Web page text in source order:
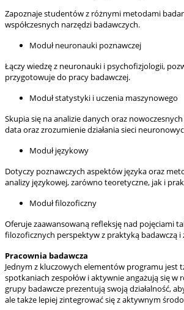
Zapoznaje studentów z różnymi metodami
współczesnych narzędzi badawczych.
Moduł neuronauki poznawczej
Łączy wiedzę z neuronauki i psychofizjologii,
przygotowuje do pracy badawczej.
Moduł statystyki i uczenia maszynowego
Skupia się na analizie danych oraz
data oraz zrozumienie działania sieci
Moduł językowy
Dotyczy poznawczych aspektów języka oraz
analizy językowej, zarówno teoretyczne, jak i
Moduł filozoficzny
Oferuje zaawansowaną refleksję nad pojęciami
filozoficznych perspektyw z praktyką badawczą
Pracownia badawcza
Jednym z kluczowych elementów programu jest
spotkaniach zespołów i aktywnie angażują się
grupy badawcze prezentują swoją działalność,
ale także lepiej zintegrować się z aktywnym